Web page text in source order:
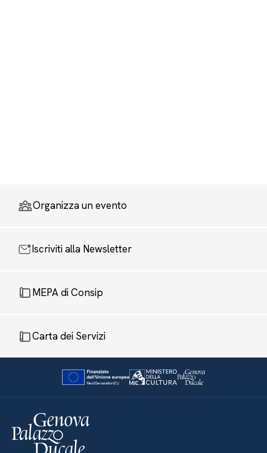
Organizza un evento
Iscriviti alla Newsletter
MEPA di Consip
Carta dei Servizi